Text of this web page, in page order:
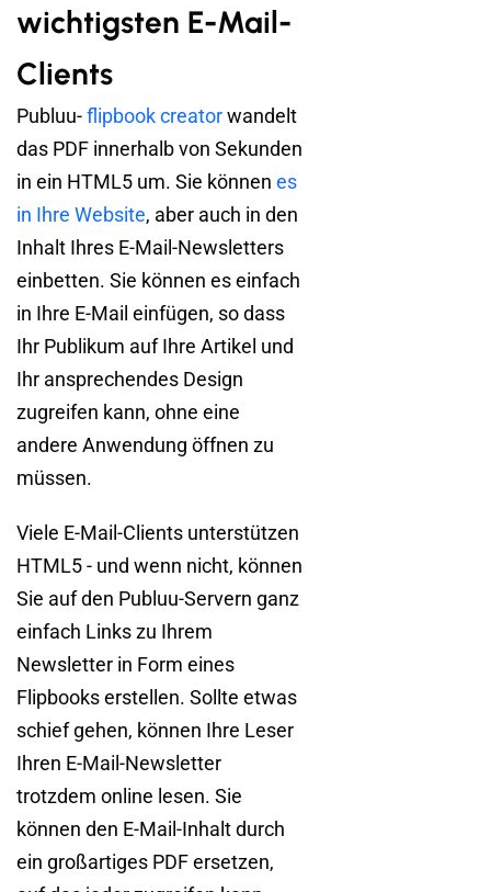
wichtigsten E-Mail-
Clients
Publuu-flipbook creatorwandelt
das PDF innerhalb von Sekunden
in ein HTML5 um. Sie können es
in Ihre Website, aber auch in den
Inhalt Ihres E-Mail-Newsletters
einbetten. Sie können es einfach
in Ihre E-Mail einfügen, so dass
Ihr Publikum auf Ihre Artikel und
Ihr ansprechendes Design
zugreifen kann, ohne eine
andere Anwendung öffnen zu
müssen.
Viele E-Mail-Clients unterstützen
HTML5 - und wenn nicht, können
Sie auf den Publuu-Servern ganz
einfach Links zu Ihrem
Newsletter in Form eines
Flipbooks erstellen. Sollte etwas
schief gehen, können Ihre Leser
Ihren E-Mail-Newsletter
trotzdem online lesen. Sie
können den E-Mail-Inhalt durch
ein großartiges PDF ersetzen,